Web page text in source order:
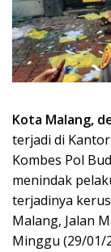
Kota Malang,
terjadi di
Kombes Pol
menindak
terjadinya
Malang, Jalan
Minggu (29/01/